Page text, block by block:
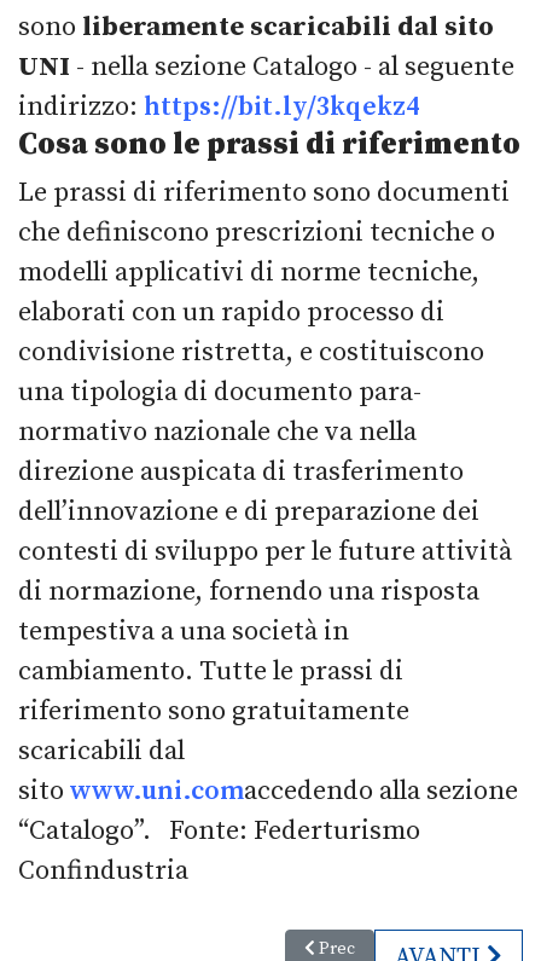
sono liberamente scaricabili dal sito
UNI - nella sezione Catalogo - al seguente
indirizzo: https://bit.ly/3kqekz4
Cosa sono le prassi di riferimento
Le prassi di riferimento sono documenti
che definiscono prescrizioni tecniche o
modelli applicativi di norme tecniche,
elaborati con un rapido processo di
condivisione ristretta, e costituiscono
una tipologia di documento para-
normativo nazionale che va nella
direzione auspicata di trasferimento
dell’innovazione e di preparazione dei
contesti di sviluppo per le future attività
di normazione, fornendo una risposta
tempestiva a una società in
cambiamento. Tutte le prassi di
riferimento sono gratuitamente
scaricabili dal
sito www.uni.comaccedendo alla sezione
“Catalogo”. Fonte: Federturismo
Confindustria
Articolo precedente: Musei,
Prec